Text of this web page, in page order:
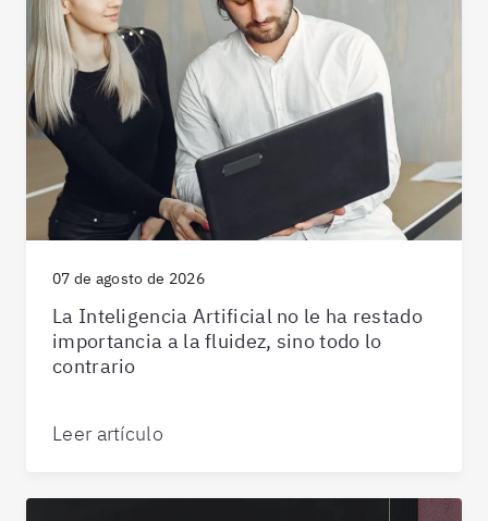
07 de agosto de 2026
La Inteligencia Artificial no le ha restado
importancia a la fluidez, sino todo lo
contrario
Leer artículo